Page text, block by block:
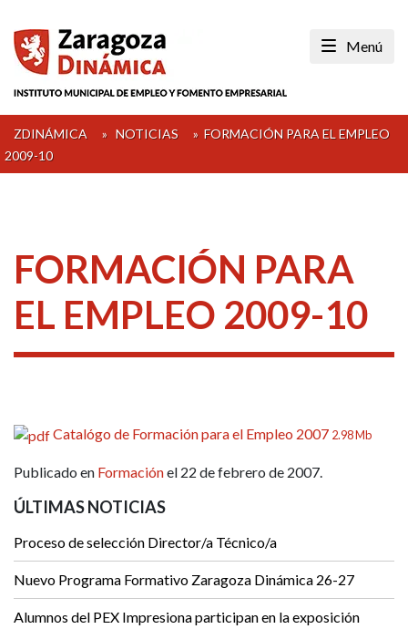
content
Menú
ZDINÁMICA » NOTICIAS » FORMACIÓN PARA EL EMPLEO
2009-10
FORMACIÓN PARA
EL EMPLEO 2009-10
Catalógo de Formación para el Empleo 2007 2.98 Mb
Publicado en Formaciónel 22 de febrero de 2007.
ÚLTIMAS NOTICIAS
Proceso de selección Director/a Técnico/a
Nuevo Programa Formativo Zaragoza Dinámica 26-27
Alumnos del PEX Impresiona participan en la exposición